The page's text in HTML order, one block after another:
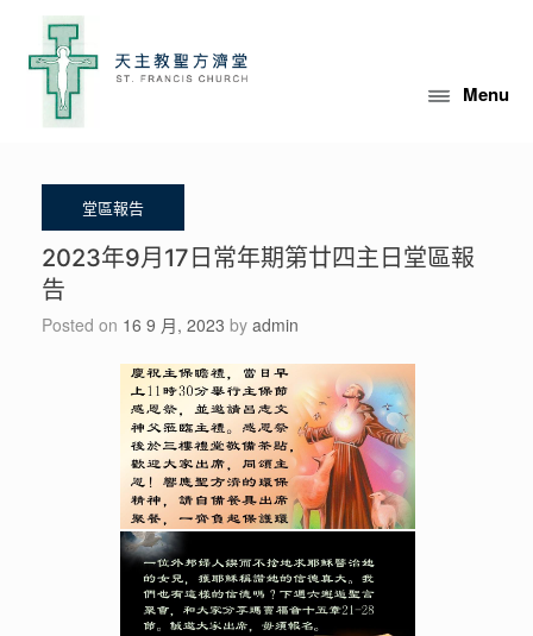
content
Menu
2023年9月17日常年期第廿四主日堂區報
告
Posted on 16 9 月, 2023 by admin